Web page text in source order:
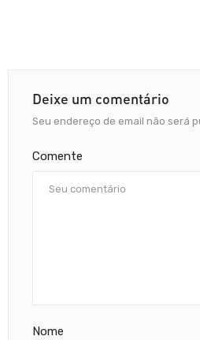
Deixe um comentário
Seu endereço de email não será
Comente
Nome